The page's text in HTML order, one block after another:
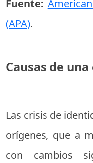
Fuente:
(APA).
Causas de
Las crisis de
orígenes, que a
con cambios